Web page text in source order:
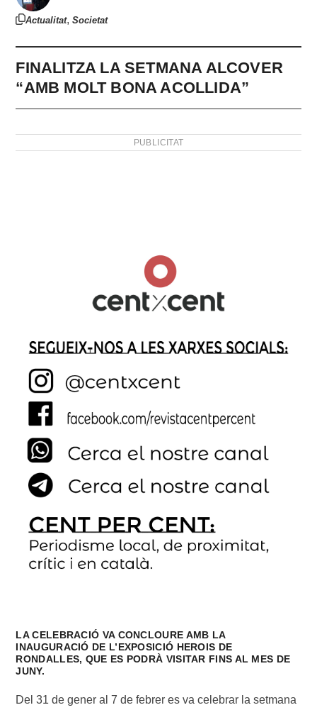
Actualitat,Societat
FINALITZA LA SETMANA ALCOVER
“AMB MOLT BONA ACOLLIDA”
PUBLICITAT
LA CELEBRACIÓ VA CONCLOURE AMB LA
INAUGURACIÓ DE L’EXPOSICIÓ HEROIS DE
RONDALLES, QUE ES PODRÀ VISITAR FINS AL MES DE
JUNY.
Del 31 de gener al 7 de febrer es va celebrar la setmana